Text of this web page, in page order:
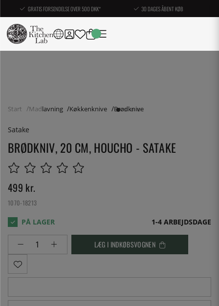
GRATIS FORSENDELSE OVER 500 DKK* 30 DAGES ÅBENT KØB
Start Madlavning Køkkenknive Brødknive
Satake
BRØDKNIV, 20 CM, HOUCHO - SATAKE
499 kr.
1070-18213
1-4 ARBEJDSDAGE
LÆG I INDKØBSVOGNEN